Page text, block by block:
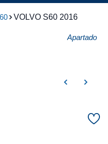
VOLVO S60 2016
Apartado